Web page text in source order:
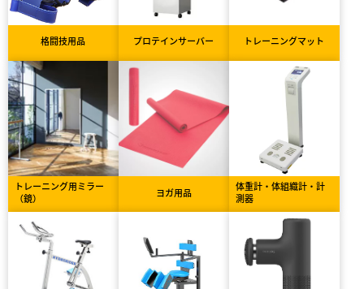
格闘技用品 プロテインサーバー トレーニングマット
トレーニング用ミラー
（鏡）
ヨガ用品
体重計・体組織計・計
測器